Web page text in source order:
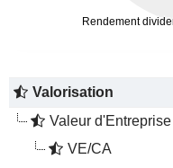
Valorisation
Valeur d'Entreprise
VE/CA